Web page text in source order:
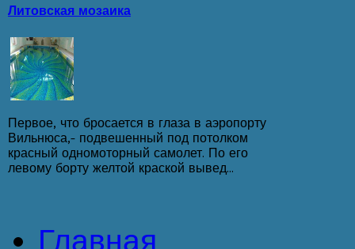
Литовская мозаика
Первое, что бросается в глаза в аэропорту
Вильнюса,- подвешенный под потолком
красный одномоторный самолет. По его
левому борту желтой краской вывед...
Главная